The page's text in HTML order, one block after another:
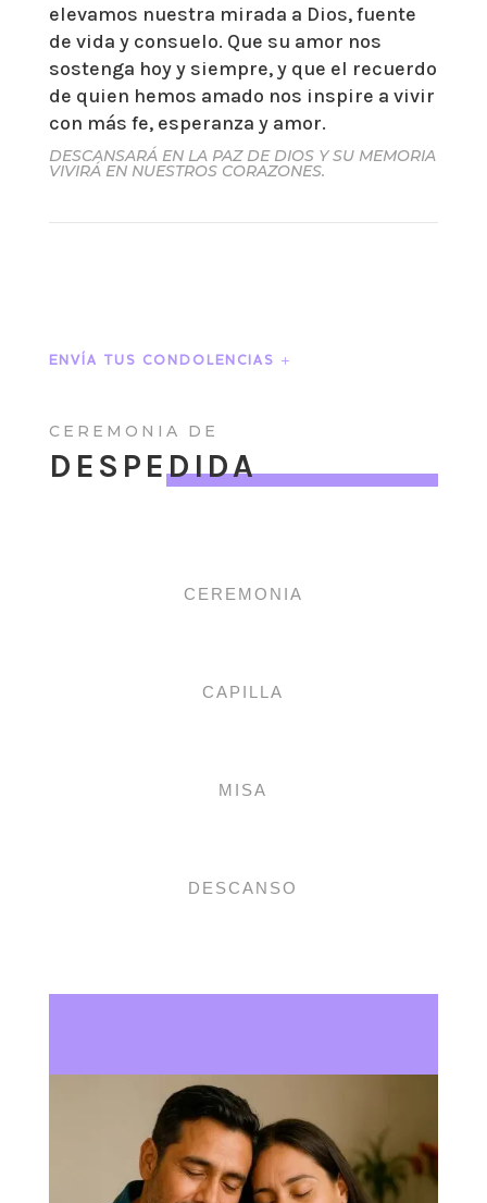
elevamos nuestra mirada a Dios, fuente
de vida y consuelo. Que su amor nos
sostenga hoy y siempre, y que el recuerdo
de quien hemos amado nos inspire a vivir
con más fe, esperanza y amor.
DESCANSARÁ EN LA PAZ DE DIOS Y SU MEMORIA
VIVIRÁ EN NUESTROS CORAZONES.
ENVÍA TUS CONDOLENCIAS
CEREMONIA DE
DESPEDIDA
CEREMONIA
CAPILLA
MISA
DESCANSO